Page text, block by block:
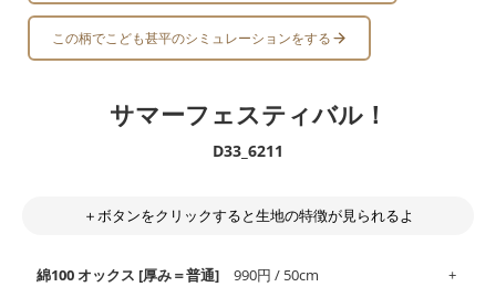
この柄でこども甚平のシミュレーションをする
サマーフェスティバル！
D33_6211
＋ボタンをクリックすると生地の特徴が見られるよ
綿100 オックス [厚み＝普通] 990円 / 50cm